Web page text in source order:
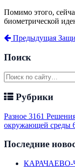
Помимо этого,
биометрической
Предыдущая
Поиск
Рубрики
Разное 3161
окружающей среды
Последние